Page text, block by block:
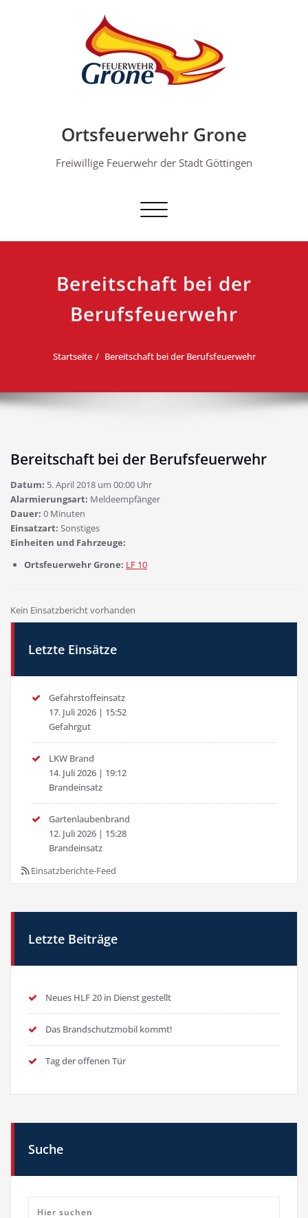
Ortsfeuerwehr Grone
Freiwillige Feuerwehr der Stadt Göttingen
Schalte Navigation
Bereitschaft bei der
Berufsfeuerwehr
Startseite Bereitschaft bei der Berufsfeuerwehr
Bereitschaft bei der Berufsfeuerwehr
Datum: 5. April 2018 um 00:00 Uhr
Alarmierungsart: Meldeempfänger
Dauer: 0 Minuten
Einsatzart: Sonstiges
Einheiten und Fahrzeuge:
Ortsfeuerwehr Grone: LF 10
Kein Einsatzbericht vorhanden
Letzte Einsätze
Gefahrstoffeinsatz
17. Juli 2026 | 15:52
Gefahrgut
LKW Brand
14. Juli 2026 | 19:12
Brandeinsatz
Gartenlaubenbrand
12. Juli 2026 | 15:28
Brandeinsatz
Einsatzberichte-Feed
Letzte Beiträge
Neues HLF 20 in Dienst gestellt
Das Brandschutzmobil kommt!
Tag der offenen Tür
Suche